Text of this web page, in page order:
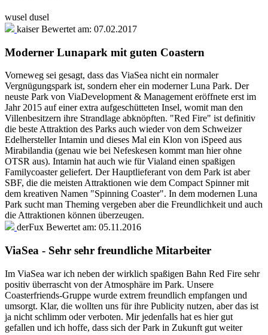
wusel dusel
kaiser Bewertet am: 07.02.2017
Moderner Lunapark mit guten Coastern
Vorneweg sei gesagt, dass das ViaSea nicht ein normaler
Vergnügungspark ist, sondern eher ein moderner Luna Park. Der
neuste Park von ViaDevelopment & Management eröffnete erst im
Jahr 2015 auf einer extra aufgeschütteten Insel, womit man den
Villenbesitzern ihre Strandlage abknöpften. "Red Fire" ist definitiv
die beste Attraktion des Parks auch wieder von dem Schweizer
Edelhersteller Intamin und dieses Mal ein Klon von iSpeed aus
Mirabilandia (genau wie bei Nefeskesen kommt man hier ohne
OTSR aus). Intamin hat auch wie für Vialand einen spaßigen
Familycoaster geliefert. Der Hauptlieferant von dem Park ist aber
SBF, die die meisten Attraktionen wie dem Compact Spinner mit
dem kreativen Namen "Spinning Coaster". In dem modernen Luna
Park sucht man Theming vergeben aber die Freundlichkeit und auch
die Attraktionen können überzeugen.
derFux Bewertet am: 05.11.2016
ViaSea - Sehr sehr freundliche Mitarbeiter
Im ViaSea war ich neben der wirklich spaßigen Bahn Red Fire sehr
positiv überrascht von der Atmosphäre im Park. Unsere
Coasterfriends-Gruppe wurde extrem freundlich empfangen und
umsorgt. Klar, die wollten uns für ihre Publicity nutzen, aber das ist
ja nicht schlimm oder verboten. Mir jedenfalls hat es hier gut
gefallen und ich hoffe, dass sich der Park in Zukunft gut weiter